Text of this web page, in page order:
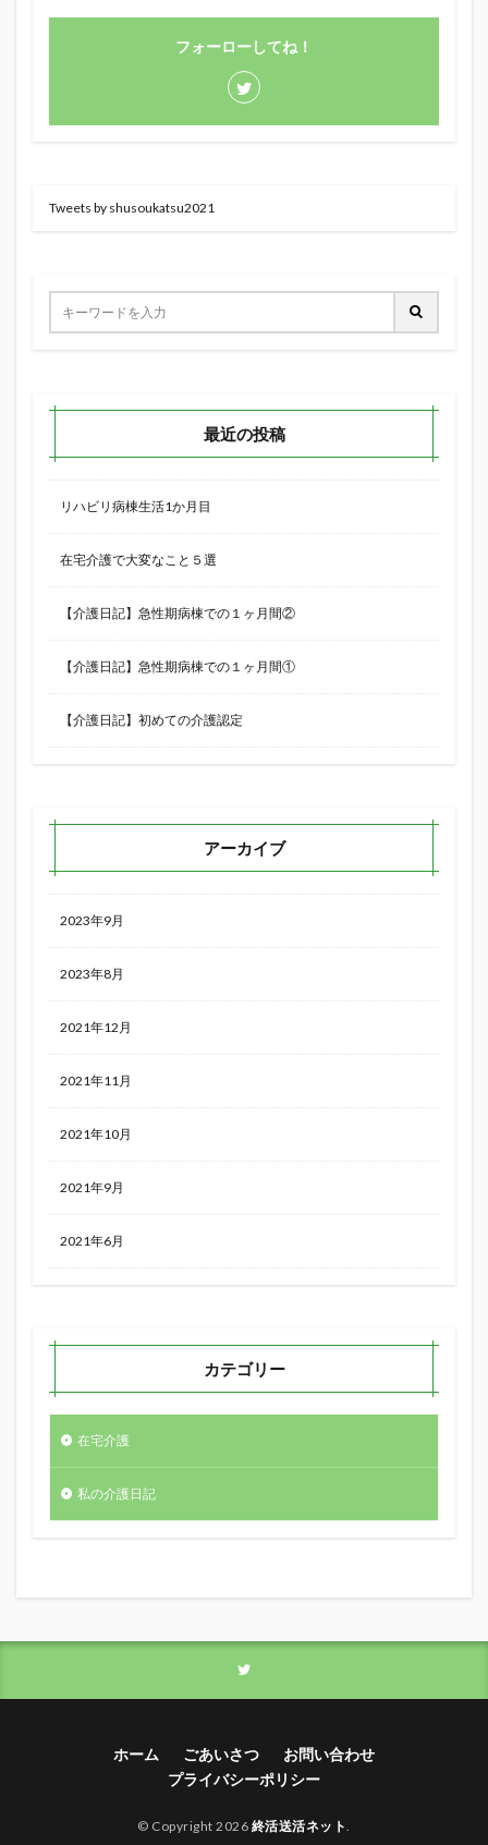
フォーローしてね！
Tweets by shusoukatsu2021
最近の投稿
リハビリ病棟生活1か月目
在宅介護で大変なこと５選
【介護日記】急性期病棟での１ヶ月間②
【介護日記】急性期病棟での１ヶ月間①
【介護日記】初めての介護認定
アーカイブ
2023年9月
2023年8月
2021年12月
2021年11月
2021年10月
2021年9月
2021年6月
カテゴリー
在宅介護
私の介護日記
ホーム ごあいさつ
お問い合わせ
プライバシーポリシー
© Copyright 2026 終活送活ネット